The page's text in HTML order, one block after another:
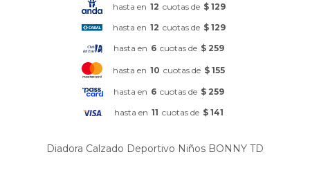
hasta en 12 cuotas de $ 129
hasta en 12 cuotas de $ 129
hasta en 6 cuotas de $ 259
hasta en 10 cuotas de $ 155
hasta en 6 cuotas de $ 259
hasta en 11 cuotas de $ 141
Diadora Calzado Deportivo Niños BONNY TD